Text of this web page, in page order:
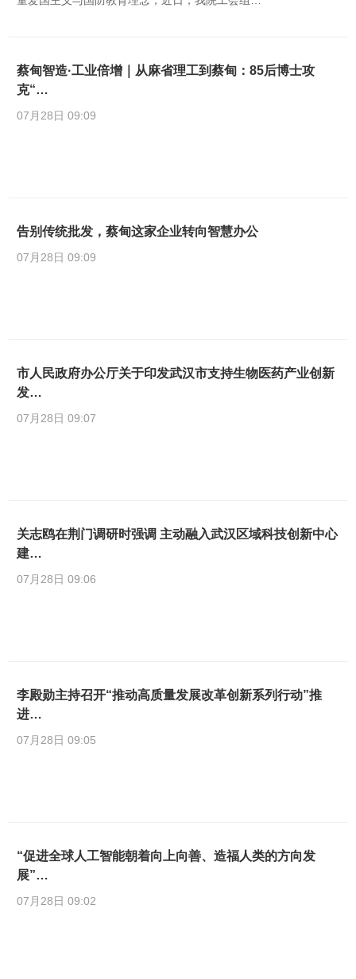
蔡甸智造·工业倍增｜从麻省理工到蔡甸：85后博士攻
克“…
07月28日 09:09
告别传统批发，蔡甸这家企业转向智慧办公
07月28日 09:09
市人民政府办公厅关于印发武汉市支持生物医药产业创新
发…
07月28日 09:07
关志鸥在荆门调研时强调 主动融入武汉区域科技创新中心
建…
07月28日 09:06
李殿勋主持召开“推动高质量发展改革创新系列行动”推
进…
07月28日 09:05
“促进全球人工智能朝着向上向善、造福人类的方向发
展”…
07月28日 09:02